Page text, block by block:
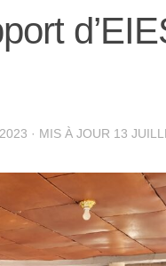
· MIS À JOUR 13